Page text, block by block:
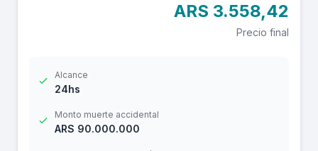
$12.000.000 por reembolso de gastos
médicos con franquicia de $ 3.000.-
ARS 3.558,42
Precio final
Alcance
24hs
Monto muerte accidental
ARS 90.000.000